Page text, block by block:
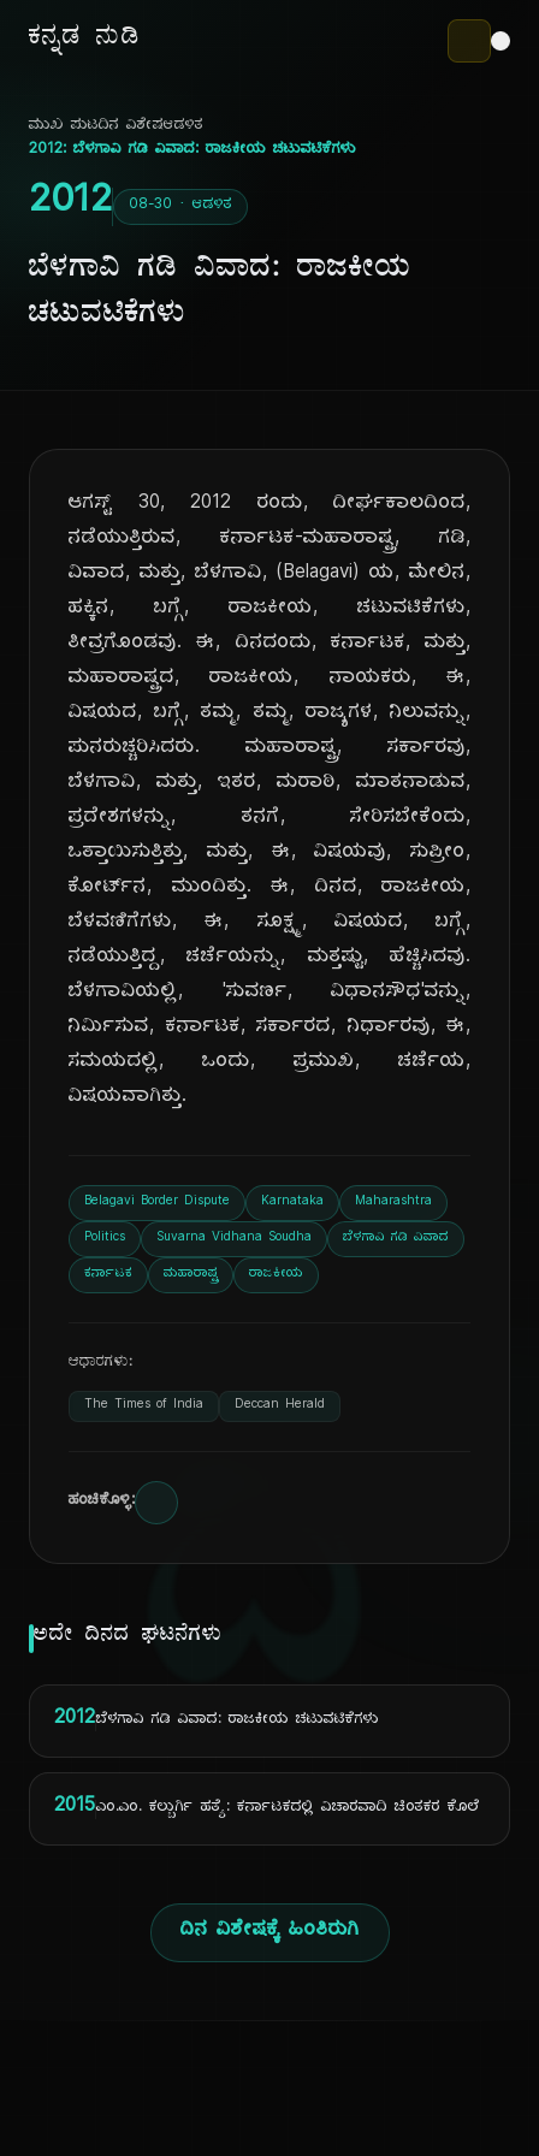
ಕನ್ನಡ ನುಡಿ
ದಿ
ಮುಖ ಪುಟದಿನ ವಿಶೇಷಆಡಳಿತ
2012: ಬೆಳಗಾವಿ ಗಡಿ ವಿವಾದ: ರಾಜಕೀಯ ಚಟುವಟಿಕೆಗಳು
2012 08-30 · ಆಡಳಿತ
ಬೆಳಗಾವಿ ಗಡಿ ವಿವಾದ: ರಾಜಕೀಯ
ಚಟುವಟಿಕೆಗಳು
ಆಗಸ್ಟ್ 30, 2012 ರಂದು, ದೀರ್ಘಕಾಲದಿಂದ,
ನಡೆಯುತ್ತಿರುವ, ಕರ್ನಾಟಕ-ಮಹಾರಾಷ್ಟ್ರ, ಗಡಿ,
ವಿವಾದ, ಮತ್ತು, ಬೆಳಗಾವಿ, (Belagavi) ಯ, ಮೇಲಿನ,
ಹಕ್ಕಿನ, ಬಗ್ಗೆ, ರಾಜಕೀಯ, ಚಟುವಟಿಕೆಗಳು,
ತೀವ್ರಗೊಂಡವು. ಈ, ದಿನದಂದು, ಕರ್ನಾಟಕ, ಮತ್ತು,
ಮಹಾರಾಷ್ಟ್ರದ, ರಾಜಕೀಯ, ನಾಯಕರು, ಈ,
ವಿಷಯದ, ಬಗ್ಗೆ, ತಮ್ಮ, ತಮ್ಮ, ರಾಜ್ಯಗಳ, ನಿಲುವನ್ನು,
ಪುನರುಚ್ಚರಿಸಿದರು. ಮಹಾರಾಷ್ಟ್ರ, ಸರ್ಕಾರವು,
ಬೆಳಗಾವಿ, ಮತ್ತು, ಇತರ, ಮರಾಠಿ, ಮಾತನಾಡುವ,
ಪ್ರದೇಶಗಳನ್ನು, ತನಗೆ, ಸೇರಿಸಬೇಕೆಂದು,
ಒತ್ತಾಯಿಸುತ್ತಿತ್ತು, ಮತ್ತು, ಈ, ವಿಷಯವು, ಸುಪ್ರೀಂ,
ಕೋರ್ಟ್‌ನ, ಮುಂದಿತ್ತು. ಈ, ದಿನದ, ರಾಜಕೀಯ,
ಬೆಳವಣಿಗೆಗಳು, ಈ, ಸೂಕ್ಷ್ಮ, ವಿಷಯದ, ಬಗ್ಗೆ,
ನಡೆಯುತ್ತಿದ್ದ, ಚರ್ಚೆಯನ್ನು, ಮತ್ತಷ್ಟು, ಹೆಚ್ಚಿಸಿದವು.
ಬೆಳಗಾವಿಯಲ್ಲಿ, 'ಸುವರ್ಣ, ವಿಧಾನಸೌಧ'ವನ್ನು,
ನಿರ್ಮಿಸುವ, ಕರ್ನಾಟಕ, ಸರ್ಕಾರದ, ನಿರ್ಧಾರವು, ಈ,
ಸಮಯದಲ್ಲಿ, ಒಂದು, ಪ್ರಮುಖ, ಚರ್ಚೆಯ,
ವಿಷಯವಾಗಿತ್ತು.
Belagavi Border Dispute Karnataka Maharashtra
Politics Suvarna Vidhana Soudha ಬೆಳಗಾವಿ ಗಡಿ ವಿವಾದ
ಕರ್ನಾಟಕ ಮಹಾರಾಷ್ಟ್ರ ರಾಜಕೀಯ
ಆಧಾರಗಳು:
The Times of India Deccan Herald
ಹಂಚಿಕೊಳ್ಳಿ:
ಅದೇ ದಿನದ ಘಟನೆಗಳು
2012ಬೆಳಗಾವಿ ಗಡಿ ವಿವಾದ: ರಾಜಕೀಯ ಚಟುವಟಿಕೆಗಳು
2015ಎಂ.ಎಂ. ಕಲ್ಬುರ್ಗಿ ಹತ್ಯೆ: ಕರ್ನಾಟಕದಲ್ಲಿ ವಿಚಾರವಾದಿ ಚಿಂತಕರ ಕೊಲೆ
ದಿನ ವಿಶೇಷಕ್ಕೆ ಹಿಂತಿರುಗಿ